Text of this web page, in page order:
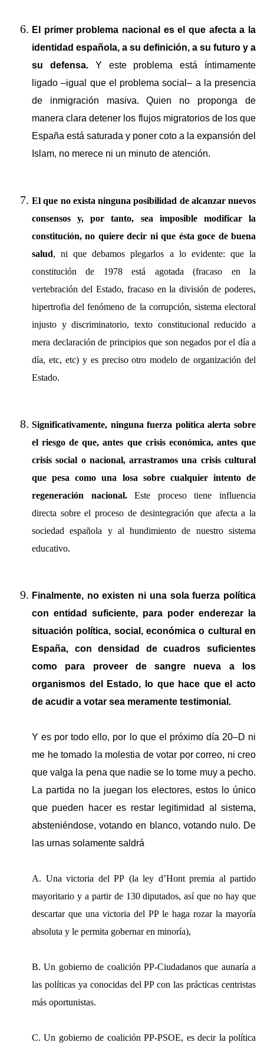
El primer problema nacional es el que afecta a la
identidad española, a su definición, a su futuro y a
su defensa. Y este problema está íntimamente
ligado –igual que el problema social– a la presencia
de inmigración masiva. Quien no proponga de
manera clara detener los flujos migratorios de los que
España está saturada y poner coto a la expansión del
Islam, no merece ni un minuto de atención.
El que no exista ninguna posibilidad de alcanzar nuevos
consensos y, por tanto, sea imposible modificar la
constitución, no quiere decir ni que ésta goce de buena
salud, ni que debamos plegarlos a lo evidente: que la
constitución de 1978 está agotada (fracaso en la
vertebración del Estado, fracaso en la división de poderes,
hipertrofia del fenómeno de la corrupción, sistema electoral
injusto y discriminatorio, texto constitucional reducido a
mera declaración de principios que son negados por el día a
día, etc, etc) y es preciso otro modelo de organización del
Estado.
Significativamente, ninguna fuerza política alerta sobre
el riesgo de que, antes que crisis económica, antes que
crisis social o nacional, arrastramos una crisis cultural
que pesa como una losa sobre cualquier intento de
regeneración nacional.Este proceso tiene influencia
directa sobre el proceso de desintegración que afecta a la
sociedad española y al hundimiento de nuestro sistema
educativo.
Finalmente, no existen ni una sola fuerza política
con entidad suficiente, para poder enderezar la
situación política, social, económica o cultural en
España, con densidad de cuadros suficientes
como para proveer de sangre nueva a los
organismos del Estado, lo que hace que el acto
de acudir a votar sea meramente testimonial.
Y es por todo ello, por lo que el próximo día 20–D ni
me he tomado la molestia de votar por correo, ni creo
que valga la pena que nadie se lo tome muy a pecho.
La partida no la juegan los electores, estos lo único
que pueden hacer es restar legitimidad al sistema,
absteniéndose, votando en blanco, votando nulo. De
las urnas solamente saldrá
A. Una victoria del PP (la ley d’Hont premia al partido
mayoritario y a partir de 130 diputados, así que no hay que
descartar que una victoria del PP le haga rozar la mayoría
absoluta y le permita gobernar en minoría),
B. Un gobierno de coalición PP-Ciudadanos que aunaría a
las políticas ya conocidas del PP con las prácticas centristas
más oportunistas.
C. Un gobierno de coalición PP-PSOE, es decir la política